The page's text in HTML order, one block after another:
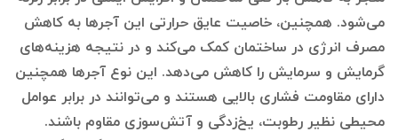
می‌شود. همچنین، خاصیت عایق حرارتی این آجرها به کاهش
مصرف انرژی در ساختمان کمک می‌کند و در نتیجه هزینه‌های
گرمایش و سرمایش را کاهش می‌دهد. این نوع آجرها همچنین
دارای مقاومت فشاری بالایی هستند و می‌توانند در برابر عوامل
محیطی نظیر رطوبت، یخ‌زدگی و آتش‌سوزی مقاوم باشند.